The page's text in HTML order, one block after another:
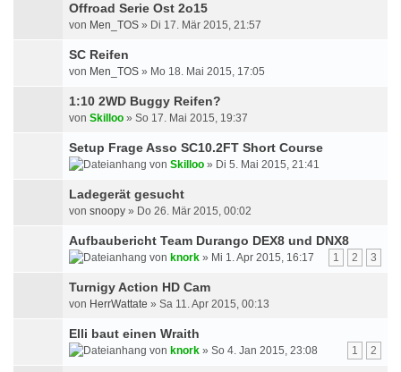
Offroad Serie Ost 2o15
von Men_TOS » Di 17. Mär 2015, 21:57
SC Reifen
von Men_TOS » Mo 18. Mai 2015, 17:05
1:10 2WD Buggy Reifen?
von Skilloo » So 17. Mai 2015, 19:37
Setup Frage Asso SC10.2FT Short Course
von Skilloo » Di 5. Mai 2015, 21:41
Ladegerät gesucht
von snoopy » Do 26. Mär 2015, 00:02
Aufbaubericht Team Durango DEX8 und DNX8
1 2 3
von knork » Mi 1. Apr 2015, 16:17
Turnigy Action HD Cam
von HerrWattate » Sa 11. Apr 2015, 00:13
Elli baut einen Wraith
1 2
von knork » So 4. Jan 2015, 23:08